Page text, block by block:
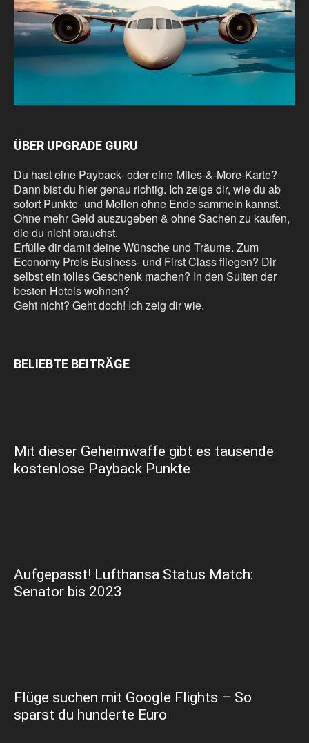
ÜBER UPGRADE GURU
Du hast eine Payback- oder eine Miles-&-More-Karte?
Dann bist du hier genau richtig. Ich zeige dir, wie du ab
sofort Punkte- und Meilen ohne Ende sammeln kannst.
Ohne mehr Geld auszugeben & ohne Sachen zu kaufen,
die du nicht brauchst.
Erfülle dir damit deine Wünsche und Träume. Zum
Economy Preis Business- und First Class fliegen? Dir
selbst ein tolles Geschenk machen? In den Suiten der
besten Hotels wohnen?
Geht nicht? Geht doch! Ich zeig dir wie.
BELIEBTE BEITRÄGE
Mit dieser Geheimwaffe gibt es tausende
kostenlose Payback Punkte
Aufgepasst! Lufthansa Status Match:
Senator bis 2023
Flüge suchen mit Google Flights – So
sparst du hunderte Euro